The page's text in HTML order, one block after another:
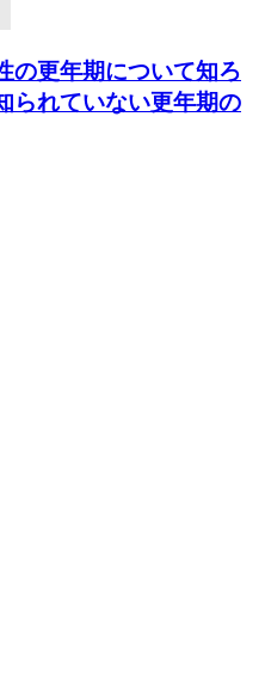
の更年期について知ろ
られていない更年期の